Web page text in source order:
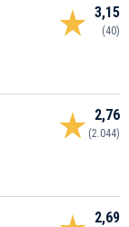
3,15
(40)
2,76
(2.044)
2,69